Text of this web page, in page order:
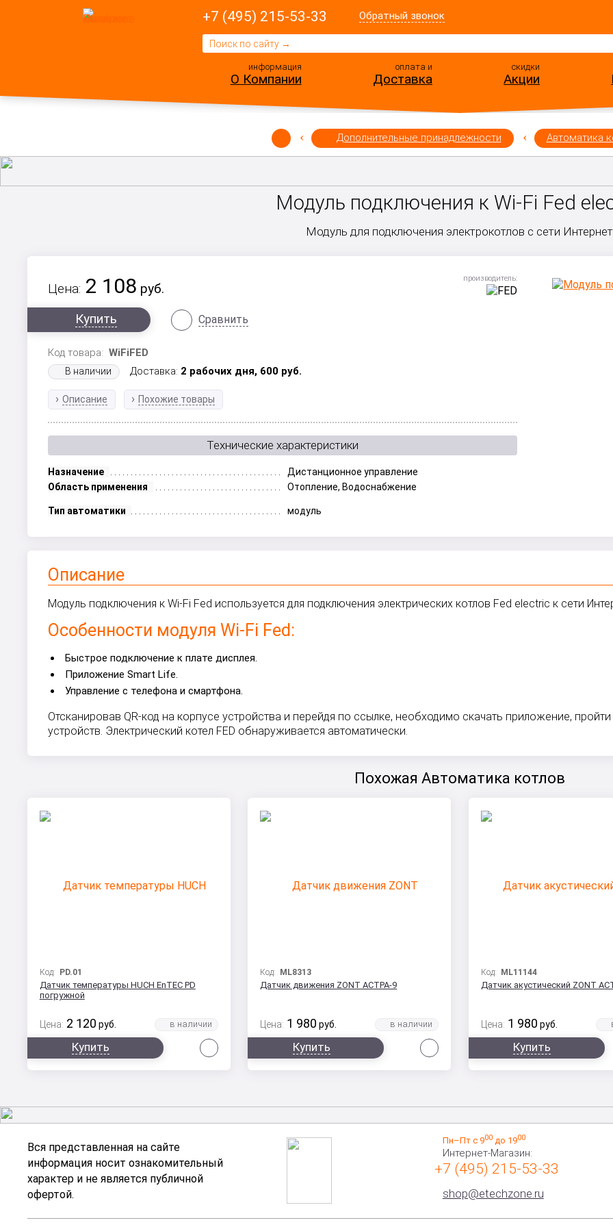
+7 (495) 215-53-33 Обратный звонок
информация
О Компании
оплата и
Доставка
скидки
Акции
Дополнительные принадлежности Автоматика
Модуль подключения к Wi-Fi Fed
Модуль для подключения электрокотлов с сети Интернет
Цена: 2 108 руб.
Купить
Сравнить
Код товара:WiFiFED
В наличии Доставка: 2 рабочих дня, 600 руб.
Описание Похожие товары
Технические характеристики
Назначение
Дистанционное управление
Область применения
Отопление, Водоснабжение
Тип автоматики модуль
Описание
Модуль подключения к Wi-Fi Fed используется для подключения электрических котлов Fed electric к сети
Особенности модуля Wi-Fi Fed:
Быстрое подключение к плате дисплея.
Приложение Smart Life.
Управление с телефона и смартфона.
Отсканировав QR-код на корпусе устройства и перейдя по ссылке, необходимо скачать приложение,
устройств. Электрический котел FED обнаруживается автоматически.
Похожая Автоматика котлов
Код: PD.01
Датчик температуры HUCH EnTEC PD
погружной
Цена: 2 120 руб.
Купить
Код: ML8313
Датчик движения ZONT АСТРА-9
Цена: 1 980 руб.
Купить
Код: ML11144
Датчик акустический ZONT
Цена: 1 980 руб.
Купить
Вся представленная на сайте
информация носит ознакомительный
характер и не является публичной
офертой.
Пн–Пт с 900до 1900
Интернет-Магазин:
+7 (495) 215-53-33
shop@etechzone.ru